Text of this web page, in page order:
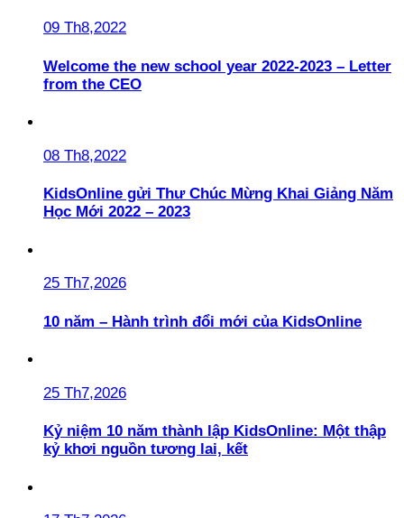
09 Th8,2022
Welcome the new school year 2022-2023 – Letter
from the CEO
08 Th8,2022
KidsOnline gửi Thư Chúc Mừng Khai Giảng Năm
Học Mới 2022 – 2023
25 Th7,2026
10 năm – Hành trình đổi mới của KidsOnline
25 Th7,2026
Kỷ niệm 10 năm thành lập KidsOnline: Một thập
kỷ khơi nguồn tương lai, kết